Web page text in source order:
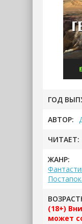
ГОД
АВТОР:
ЧИТАЕТ:
ЖАНР:
(18+)
может